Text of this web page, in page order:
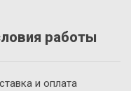
работы
и оплата